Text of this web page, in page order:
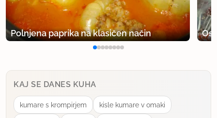
Polnjena paprika na klasičen način
KAJ SE DANES KUHA
kumare s krompirjem kisle kumare v omaki